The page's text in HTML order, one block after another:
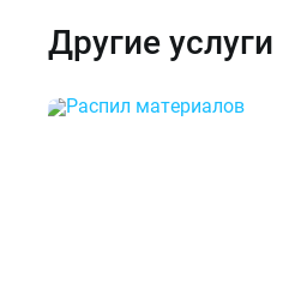
Другие услуги